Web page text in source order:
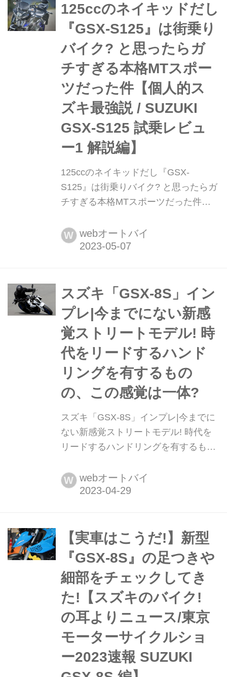
価格:106万7000円 スリムで扱いやす
いストリートファイター スズ...
125ccのネイキッドだし
『GSX-S125』は街乗り
バイク? と思ったらガ
チすぎる本格MTスポー
ツだった件【個人的ス
ズキ最強説 / SUZUKI
GSX-S125 試乗レビュ
ー1 解説編】
125ccのネイキッドだし『GSX-
S125』は街乗りバイク? と思ったらガ
チすぎる本格MTスポーツだった件
S125 試乗レビュー1 解説編】 スズキ
の原付二種/125ccスポーツモデルとし
ティランを中心としたファンバイクか
と思っていたら、ガチのスポーツバイ
クすぎてビビりました。
W webオートバイ
スズキ「GSX-8S」イン
プレ|今までにない新感
覚ストリートモデル! 時
代をリードするハンド
リングを有するもの
の、この感覚は一体?
スズキ「GSX-8S」インプレ|今までに
ない新感覚ストリートモデル! 時代を
リードするハンドリングを有するもの
に国内販売が開始されたスズキ・
GSX-8S。街乗りをメインに、首都高
次郎/写真:西野鉄兵
W webオートバイ
【実車はこうだ!】新型
『GSX-8S』の足つきや
細部をチェックしてき
た!【スズキのバイク!
の耳よりニュース/東京
モーターサイクルショ
ー2023速報 SUZUKI